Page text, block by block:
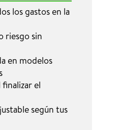
los gastos en la
riesgo sin
en modelos
el
según tus